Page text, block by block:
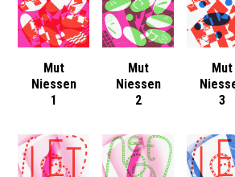
Mut
Niessen
1
Mut
Niessen
2
Mut
3